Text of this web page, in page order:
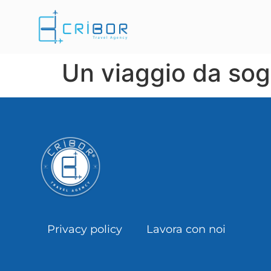
Un viaggio da
Privacy policy Lavora con noi